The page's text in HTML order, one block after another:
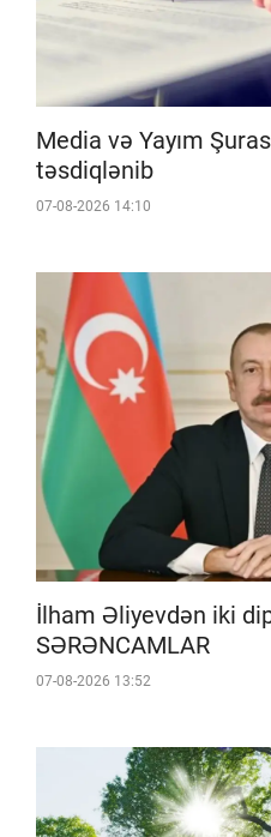
Media və Yayım
təsdiqlənib
07-08-2026 14:10
İlham Əliyevdən iki
SƏRƏNCAMLAR
07-08-2026 13:52